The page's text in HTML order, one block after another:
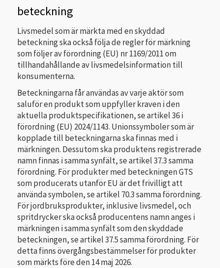
beteckning
Livsmedel som är märkta med en skyddad
beteckning ska också följa de regler för märkning
som följer av förordning (EU) nr 1169/2011 om
tillhandahållande av livsmedelsinformation till
konsumenterna.
Beteckningarna får användas av varje aktör som
saluför en produkt som uppfyller kraven i den
aktuella produktspecifikationen, se artikel 36 i
förordning (EU) 2024/1143. Unionssymboler som är
kopplade till beteckningarna ska finnas med i
märkningen. Dessutom ska produktens registrerade
namn finnas i samma synfält, se artikel 37.3 samma
förordning. För produkter med beteckningen GTS
som producerats utanför EU är det frivilligt att
använda symbolen, se artikel 70.3 samma förordning.
För jordbruksprodukter, inklusive livsmedel, och
spritdrycker ska också producentens namn anges i
märkningen i samma synfält som den skyddade
beteckningen, se artikel 37.5 samma förordning. För
detta finns övergångsbestämmelser för produkter
som märkts före den 14 maj 2026.